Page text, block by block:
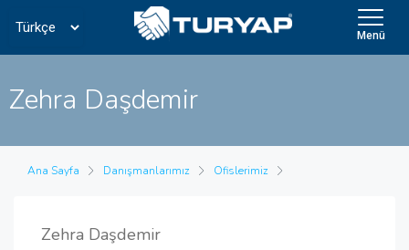
Menü
Zehra Daşdemir
Ana Sayfa Danışmanlarımız Ofislerimiz
Zehra Daşdemir